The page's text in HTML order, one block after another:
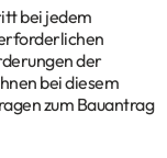
bei jedem
der
bei diesem
zum Bauantrag